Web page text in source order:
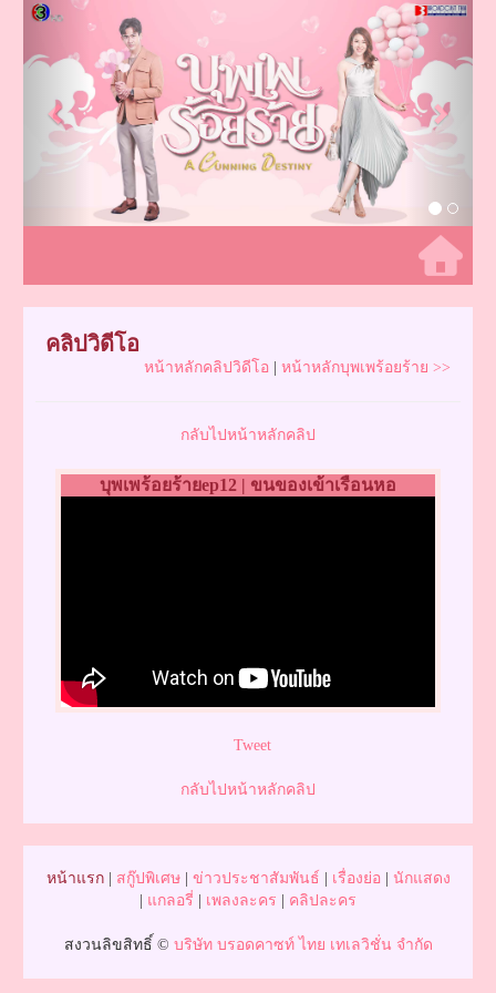
Previous Next
คลิปวิดีโอ
หน้าหลักคลิปวิดีโอ หน้าหลักบุพเพร้อยร้าย >>
กลับไปหน้าหลักคลิป
บุพเพร้อยร้ายep12 | ขนของเข้าเรือนหอ
Tweet
กลับไปหน้าหลักคลิป
หน้าแรก| สกู๊ปพิเศษ| ข่าวประชาสัมพันธ์ เรื่องย่อ| นักแสดง
แกลอรี่ เพลงละคร คลิปละคร
สงวนลิขสิทธิ์ © บริษัท บรอดคาซท์ ไทย เทเลวิชั่น จำกัด